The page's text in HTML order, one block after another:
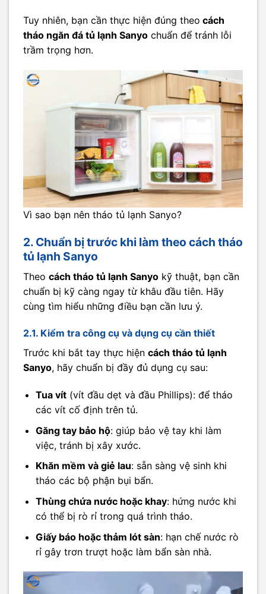
Tuy nhiên, bạn cần thực hiện đúng theo cách
tháo ngăn đá tủ lạnh Sanyo chuẩn để tránh lỗi
trầm trọng hơn.
Vì sao bạn nên tháo tủ lạnh Sanyo?
2. Chuẩn bị trước khi làm theo cách tháo
tủ lạnh Sanyo
Theo cách tháo tủ lạnh Sanyo kỹ thuật, bạn cần
chuẩn bị kỹ càng ngay từ khâu đầu tiên. Hãy
cùng tìm hiểu những điều bạn cần lưu ý.
2.1. Kiểm tra công cụ và dụng cụ cần thiết
Trước khi bắt tay thực hiện cách tháo tủ lạnh
Sanyo, hãy chuẩn bị đầy đủ dụng cụ sau:
Tua vít(vít đầu dẹt và đầu Phillips): để tháo
các vít cố định trên tủ.
Găng tay bảo hộ: giúp bảo vệ tay khi làm
việc, tránh bị xây xước.
Khăn mềm và giẻ lau: sẵn sàng vệ sinh khi
tháo các bộ phận bụi bẩn.
Thùng chứa nước hoặc khay: hứng nước khi
có thể bị rò rỉ trong quá trình tháo.
Giấy báo hoặc thảm lót sàn: hạn chế nước rò
rỉ gây trơn trượt hoặc làm bẩn sàn nhà.